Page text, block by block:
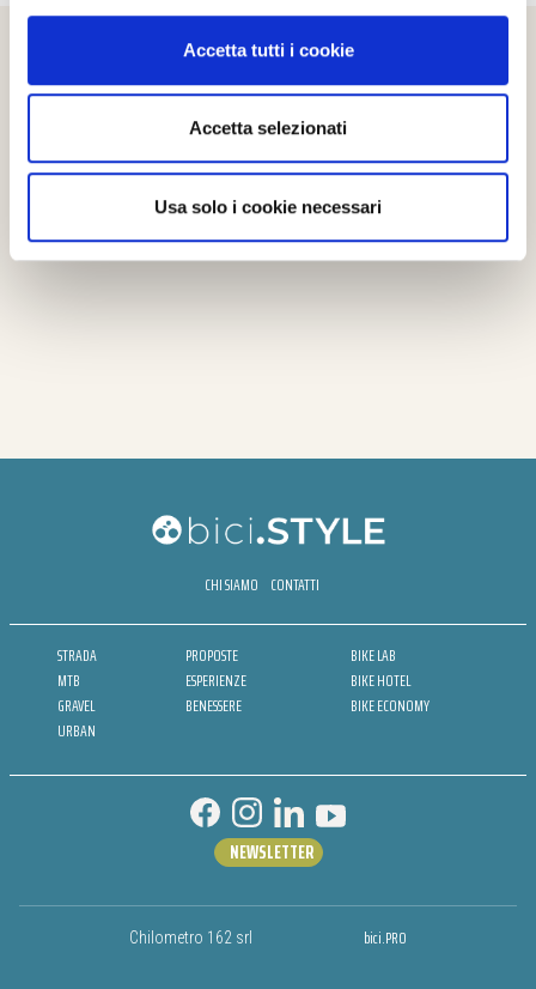
Accetta tutti i cookie
Accetta selezionati
Usa solo i cookie necessari
CHI SIAMO CONTATTI
STRADA
MTB
GRAVEL
URBAN
PROPOSTE
ESPERIENZE
BENESSERE
BIKE LAB
BIKE HOTEL
BIKE ECONOMY
Chilometro 162 srl bici.PRO
NEWSLETTER